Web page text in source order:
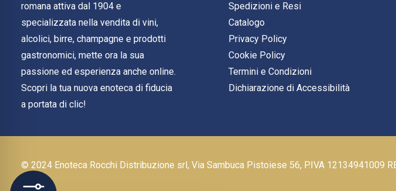
romana attiva dal 1904 e
specializzata nella vendita di vini,
alcolici, birre, champagne e prodotti
gastronomici, mette ora la sua
passione ed esperienza anche online.
Scopri la tua nuova enoteca di fiducia
a portata di clic!
Spedizioni e Resi
Catalogo
Privacy Policy
Cookie Policy
Termini e Condizioni
Dichiarazione di Accessibilità
© 2024 Enoteca Rocchi Distribuzione srl, Via Sambuca Pistoiese 56, P.IVA 12134941009